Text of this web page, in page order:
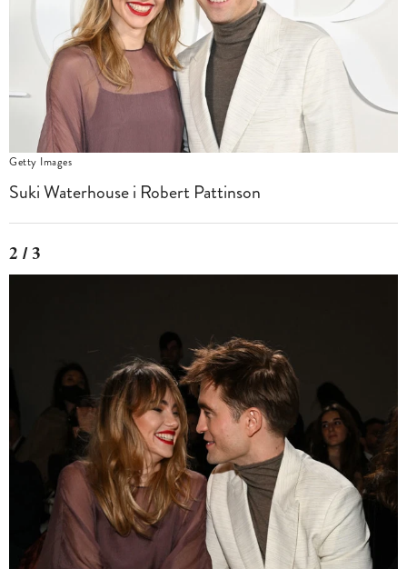
Getty Images
Suki Waterhouse i Robert Pattinson
2 / 3